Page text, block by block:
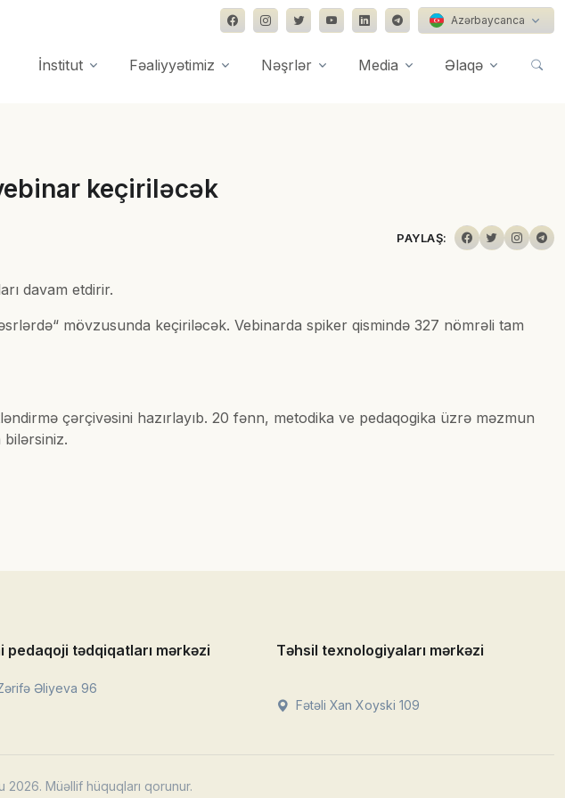
Azərbaycanca
İnstitut Fəaliyyətimiz Nəşrlər Media Əlaqə
keçiriləcək
PAYLAŞ:
davam etdirir.
mövzusunda keçiriləcək. Vebinarda spiker qismində 327 nömrəli tam
çərçivəsini hazırlayıb. 20 fənn, metodika ve pedaqogika üzrə məzmun
bilərsiniz.
pedaqoji tədqiqatları mərkəzi
Əliyeva 96
Təhsil texnologiyaları mərkəzi
Fətəli Xan Xoyski 109
2026. Müəllif hüquqları qorunur.